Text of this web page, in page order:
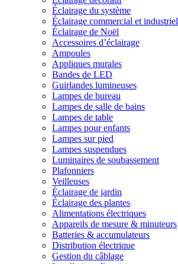
Éclairage du système
Éclairage commercial et industriel
Éclairage de Noël
Accessoires d’éclairage
Ampoules
Appliques murales
Bandes de LED
Guirlandes lumineuses
Lampes de bureau
Lampes de salle de bains
Lampes de table
Lampes pour enfants
Lampes sur pied
Lampes suspendues
Luminaires de soubassement
Plafonniers
Veilleuses
Éclairage de jardin
Éclairage des plantes
Alimentations électriques
Appareils de mesure & minuteurs
Batteries & accumulateurs
Distribution électrique
Gestion du câblage